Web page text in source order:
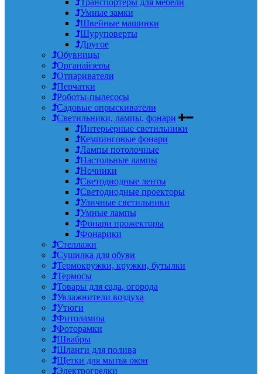
Умные замки
Швейные машинки
Шуруповерты
Другое
Обувницы
Органайзеры
Отпариватели
Перчатки
Роботы-пылесосы
Садовые опрыскиватели
Светильники, лампы, фонари
Интерьерные светильники
Кемпинговые фонари
Лампы потолочные
Настольные лампы
Ночники
Светодиодные ленты
Светодиодные проекторы
Уличные светильники
Умные лампы
Фонари прожекторы
Фонарики
Стеллажи
Сушилка для обуви
Термокружки, кружки, бутылки
Термосы
Товары для сада, огорода
Увлажнители воздуха
Утюги
Фитолампы
Фоторамки
Швабры
Шланги для полива
Щетки для мытья окон
Электрогрелки